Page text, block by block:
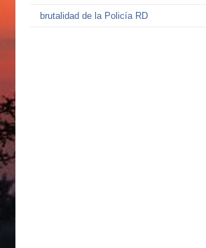
brutalidad de la Policía RD